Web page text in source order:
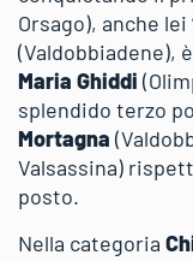
Orsago), anche
(Valdobbiadene),
Maria Ghiddi
splendido terzo
Mortagna
Valsassina)
posto.
Nella categoria